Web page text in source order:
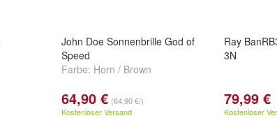
John Doe Sonnenbrille God of
Speed
Farbe: Horn / Brown
64,90 € (64,90 €/)
Kostenloser Versand
Ray
3N
79,99 €
Kostenloser